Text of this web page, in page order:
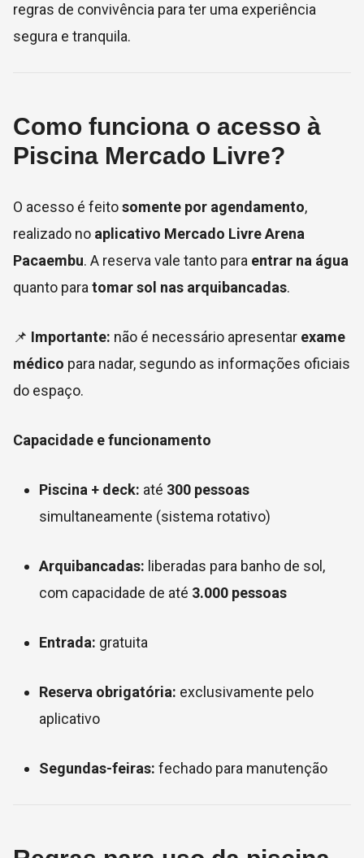
regras de convivência para ter uma experiência
segura e tranquila.
Como funciona o acesso à
Piscina Mercado Livre?
O acesso é feitosomente por agendamento,
realizado no aplicativo Mercado Livre Arena
Pacaembu. A reserva vale tanto para entrar na água
quanto para tomar sol nas arquibancadas.
📌 Importante: não é necessário apresentar exame
médico para nadar, segundo as informações oficiais
do espaço.
Capacidade e funcionamento
Piscina + deck: até 300 pessoas
simultaneamente (sistema rotativo)
Arquibancadas: liberadas para banho de sol,
com capacidade de até 3.000 pessoas
Entrada: gratuita
Reserva obrigatória: exclusivamente pelo
aplicativo
Segundas-feiras: fechado para manutenção